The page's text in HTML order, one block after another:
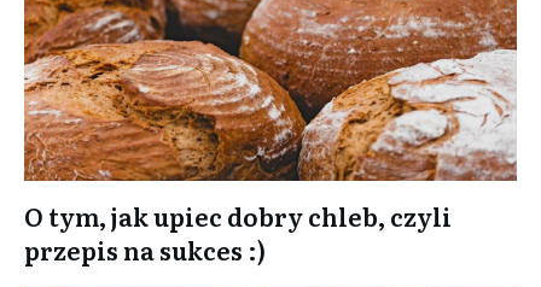
O tym, jak upiec dobry chleb, czyli
przepis na sukces :)